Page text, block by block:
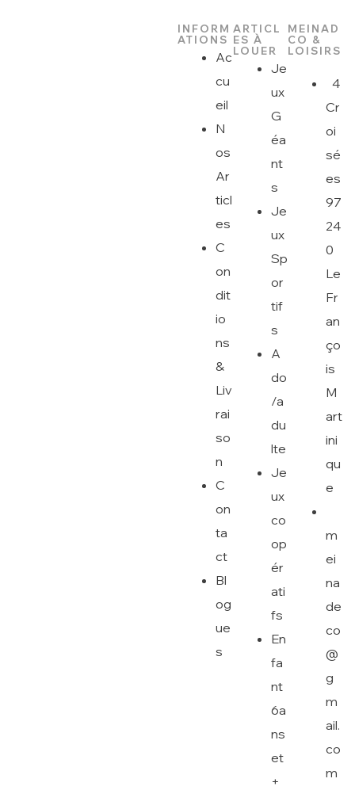
INFORM
ATIONS
Ac
cu
eil
N
os
Ar
ticl
es
C
on
dit
io
ns
&
Liv
rai
so
n
C
on
ta
ct
Bl
og
ue
s
ARTICL
ES À
LOUER
Je
ux
G
éa
nt
s
Je
ux
Sp
or
tif
s
A
do
/a
du
lte
Je
ux
co
op
ér
ati
fs
En
fa
nt
6a
ns
et
+
MEINAD
CO &
LOISIRS
4
Cr
oi
sé
es
97
24
0
Le
Fr
an
ço
is
M
art
ini
qu
e
m
ei
na
de
co
@
g
m
ail.
co
m